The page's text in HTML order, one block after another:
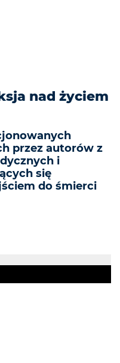
nad życiem
przez autorów z
i
się
do śmierci